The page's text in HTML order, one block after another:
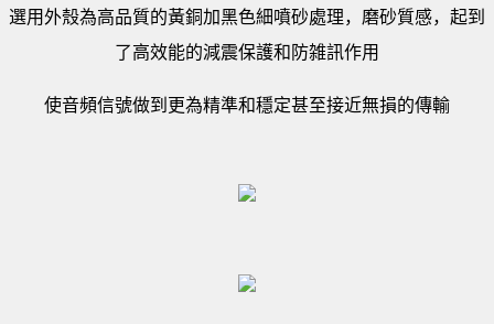
選用外殼為高品質的黃銅加黑色細噴砂處理，磨砂質感，起到
了高效能的減震保護和防雑訊作用
使音頻信號做到更為精準和穩定甚至接近無損的傳輸